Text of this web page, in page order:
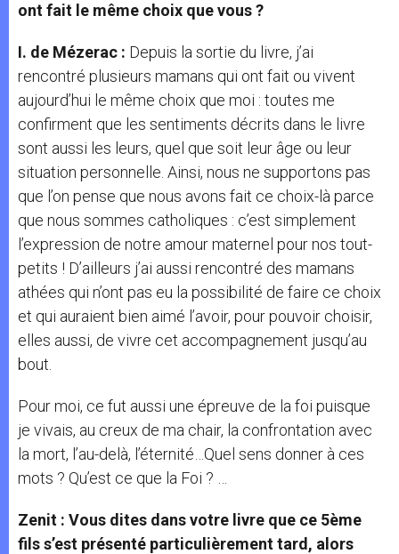
ont fait le même choix que vous ?
I. de Mézerac : Depuis la sortie du livre, j’ai
rencontré plusieurs mamans qui ont fait ou vivent
aujourd’hui le même choix que moi : toutes me
confirment que les sentiments décrits dans le livre
sont aussi les leurs, quel que soit leur âge ou leur
situation personnelle. Ainsi, nous ne supportons pas
que l’on pense que nous avons fait ce choix-là parce
que nous sommes catholiques : c’est simplement
l’expression de notre amour maternel pour nos tout-
petits ! D’ailleurs j’ai aussi rencontré des mamans
athées qui n’ont pas eu la possibilité de faire ce choix
et qui auraient bien aimé l’avoir, pour pouvoir choisir,
elles aussi, de vivre cet accompagnement jusqu’au
bout.
Pour moi, ce fut aussi une épreuve de la foi puisque
je vivais, au creux de ma chair, la confrontation avec
la mort, l’au-delà, l’éternité…Quel sens donner à ces
mots ? Qu’est ce que la Foi ? …
Zenit : Vous dites dans votre livre que ce 5ème
fils s’est présenté particulièrement tard, alors